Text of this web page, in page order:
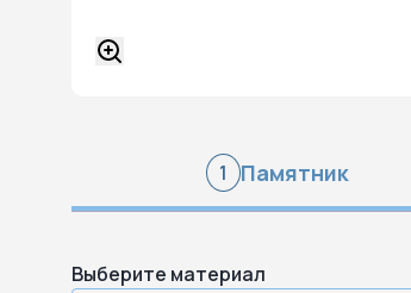
1 Памятник
Выберите материал